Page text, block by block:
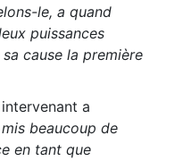
le, a quand
puissances
cause la première
a
mis beaucoup de
en tant que